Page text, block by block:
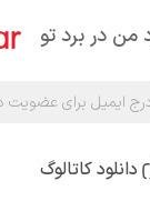
من در برد تو
دانلود کاتالوگ